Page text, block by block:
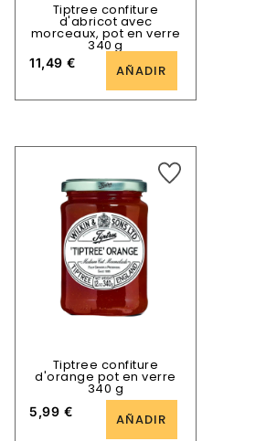
Tiptree confiture
d'abricot avec
morceaux, pot en verre
340 g
11,49€ AÑADIR
Tiptree confiture
d'orange pot en verre
340 g
5,99 € AÑADIR